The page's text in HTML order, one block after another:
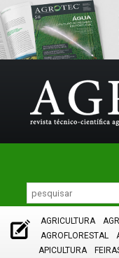
AGRICULTURA
AGROFLORESTAL
APICULTURA